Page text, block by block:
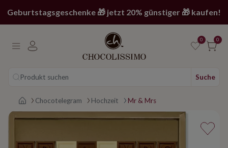
Geburtstagsgeschenke 🎁 jetzt 20% günstiger 🎁 kaufen!
0 0
Produkt suchen Suche
Main page
Chocotelegram Hochzeit Mr & Mrs